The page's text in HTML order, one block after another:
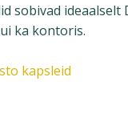
sobivad
ka kontoris.
kapsleid